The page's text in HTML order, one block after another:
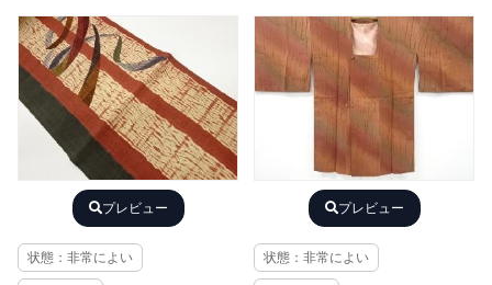
プレビュー
状態：非常によい
プレビュー
状態：非常によい